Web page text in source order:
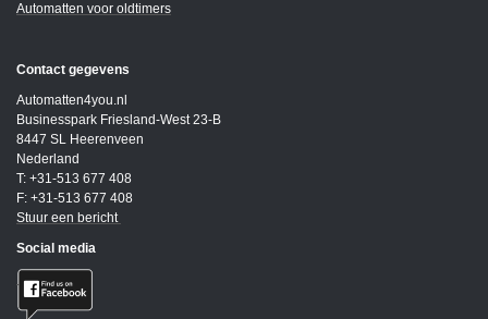
Automatten voor oldtimers
Contact gegevens
Automatten4you.nl
Businesspark Friesland-West 23-B
8447 SL Heerenveen
Nederland
T: +31-513 677 408
F: +31-513 677 408
Stuur een bericht
Social media